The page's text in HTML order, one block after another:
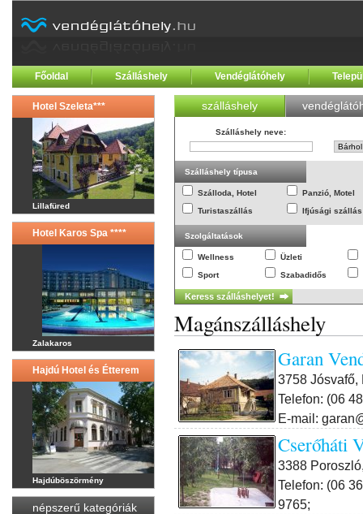
Főoldal Szálláshely Vendéglátóhely
Hotel Szeleta***
Lillafüred
Hotel Karos Spa ****
Zalakaros
Hajdú Hotel és Étterem
Hajdúböszörmény
népszerű kategóriák
szálláshely
Szálláshely neve:
Szálláshely típusa
Szálloda, Hotel
Panzió, Motel
Turistaszállás
Ifjúsági szállás
Szolgáltatások
Wellness
Üzleti
Sport
Szabadidős
Magánszálláshely
Garan
3758 Jósvafő,
Telefon: (06
E-mail:
Cserőháti
3388
Telefon: (06
9765;